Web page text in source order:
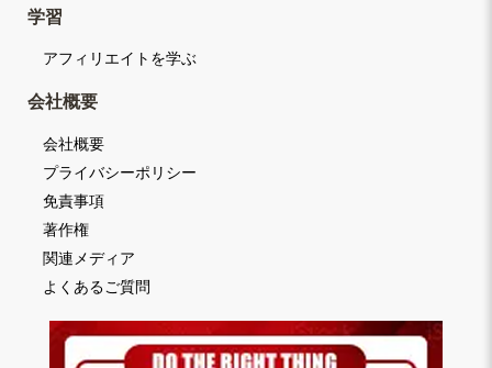
学習
アフィリエイトを学ぶ
会社概要
会社概要
プライバシーポリシー
免責事項
著作権
関連メディア
よくあるご質問